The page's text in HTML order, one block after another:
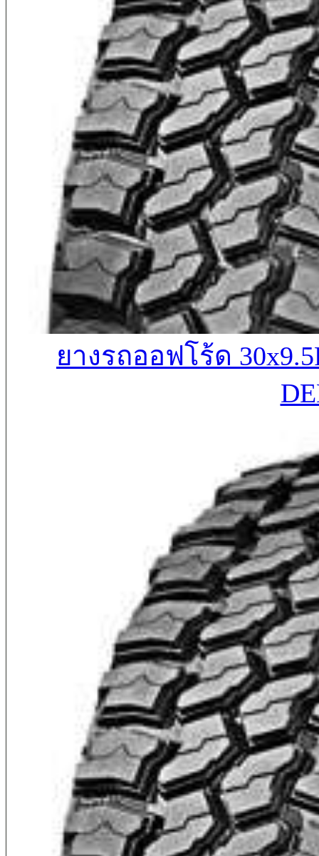
ยางรถออฟโร้ด